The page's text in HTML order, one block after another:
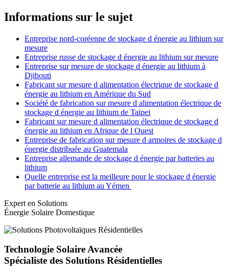
Informations sur le sujet
Entreprise nord-coréenne de stockage d énergie au lithium sur
mesure
Entreprise russe de stockage d énergie au lithium sur mesure
Entreprise sur mesure de stockage d énergie au lithium à
Djibouti
Fabricant sur mesure d alimentation électrique de stockage d
énergie au lithium en Amérique du Sud
Société de fabrication sur mesure d alimentation électrique de
stockage d énergie au lithium de Taipei
Fabricant sur mesure d alimentation électrique de stockage d
énergie au lithium en Afrique de l Ouest
Entreprise de fabrication sur mesure d armoires de stockage d
énergie distribuée au Guatemala
Entreprise allemande de stockage d énergie par batteries au
lithium
Quelle entreprise est la meilleure pour le stockage d énergie
par batterie au lithium au Yémen
Expert en Solutions
Énergie Solaire Domestique
Technologie Solaire Avancée
Spécialiste des Solutions Résidentielles